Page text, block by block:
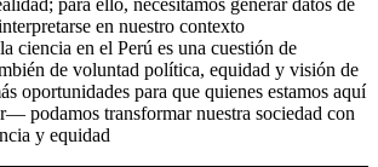
en nuestro contexto
ciencia en el Perú es una cuestión de
de voluntad política, equidad y visión de
oportunidades para que quienes estamos aquí
podamos transformar nuestra sociedad con
y equidad